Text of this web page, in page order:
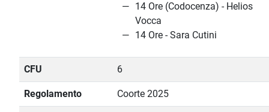
14 Ore (Codocenza) - Helios
Vocca
14 Ore - Sara Cutini
CFU 6
Regolamento Coorte 2025